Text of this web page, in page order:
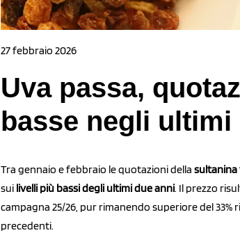
27 febbraio 2026
Uva passa,
basse negli ultimi
Tra gennaio e febbraio le quotazioni della sultanina
sui livelli più bassi degli ultimi due anni. Il prezzo
campagna 25/26, pur rimanendo superiore del
precedenti.